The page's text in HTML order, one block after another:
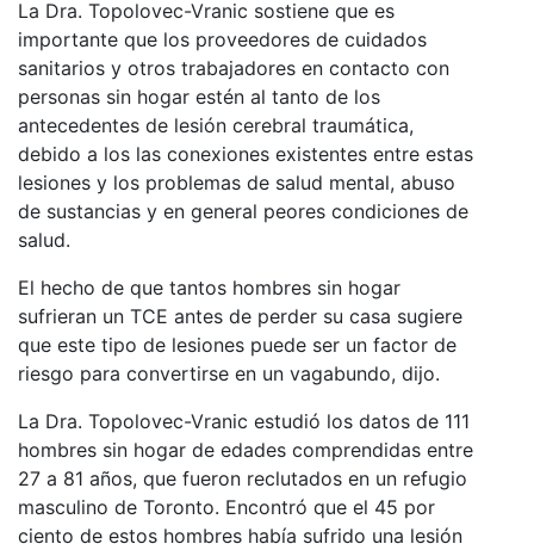
La Dra. Topolovec-Vranic sostiene que es
importante que los proveedores de cuidados
sanitarios y otros trabajadores en contacto con
personas sin hogar estén al tanto de los
antecedentes de lesión cerebral traumática,
debido a los las conexiones existentes entre estas
lesiones y los problemas de salud mental, abuso
de sustancias y en general peores condiciones de
salud.
El hecho de que tantos hombres sin hogar
sufrieran un TCE antes de perder su casa sugiere
que este tipo de lesiones puede ser un factor de
riesgo para convertirse en un vagabundo, dijo.
La Dra. Topolovec-Vranic estudió los datos de 111
hombres sin hogar de edades comprendidas entre
27 a 81 años, que fueron reclutados en un refugio
masculino de Toronto. Encontró que el 45 por
ciento de estos hombres había sufrido una lesión